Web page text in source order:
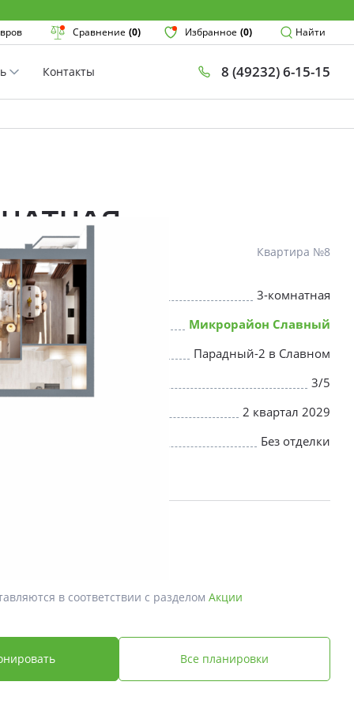
Сравнение (0) Избранное (0) Найти
Контакты 8 (49232) 6-15-15
×
Поиск
Квартира №8
3-комнатная
Микрорайон Славный
Парадный-2 в Славном
3/5
2 квартал 2029
Без отделки
в соответствии с разделом Акции
Все планировки
* Скидки предоставляются в